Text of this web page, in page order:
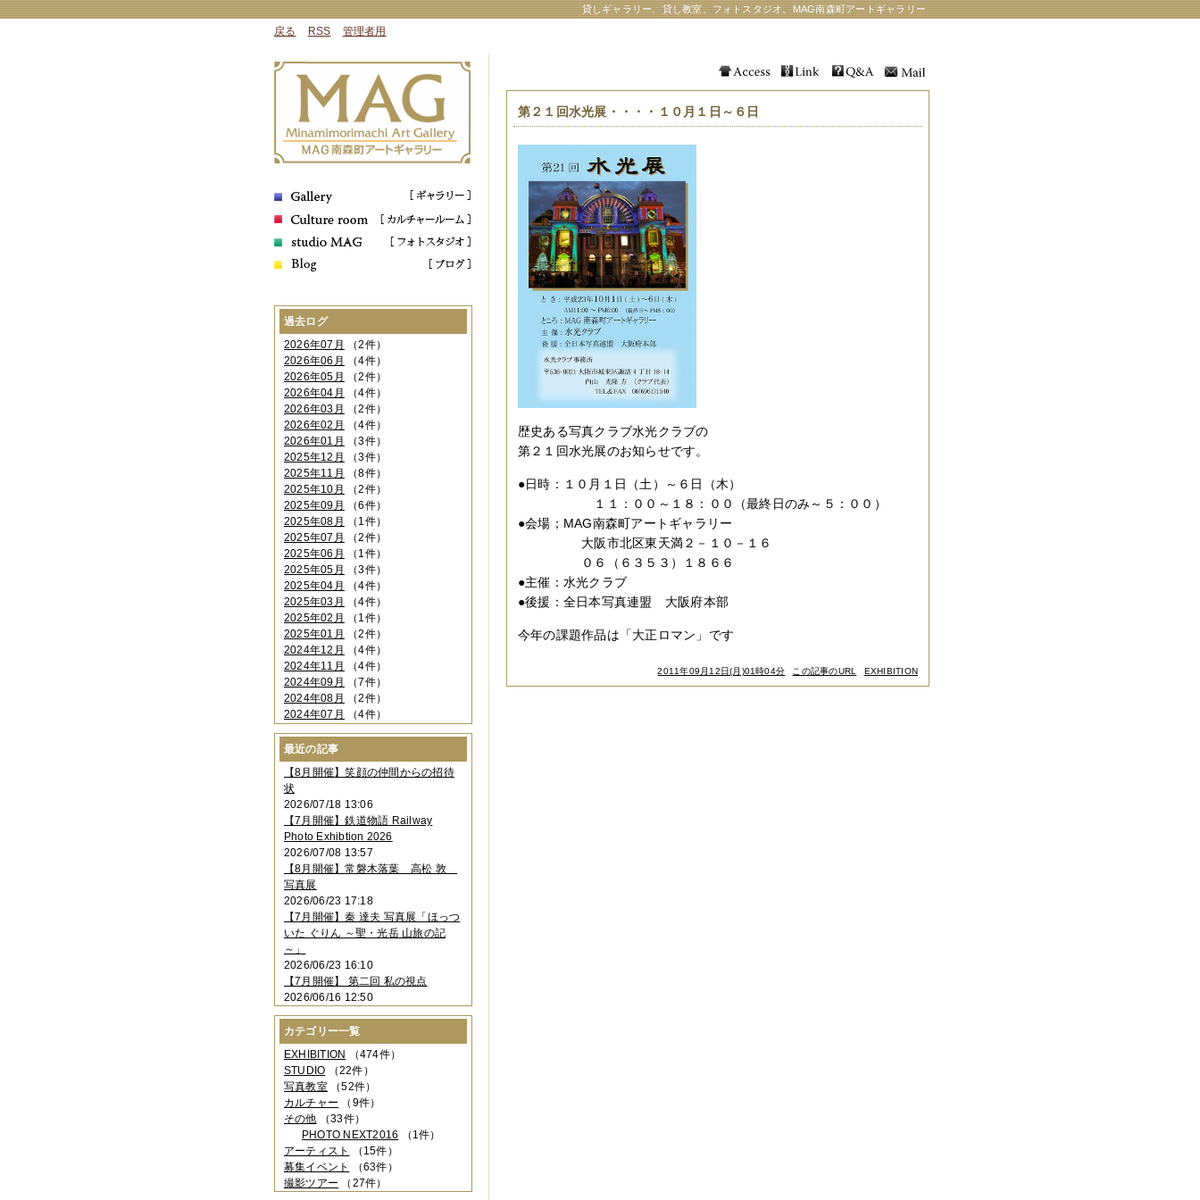
貸しギャラリー、貸し教室、フォトスタジオ。MAG南森町アートギャラリー
戻る RSS 管理者用
第２１回水光展・・・・１０月１日～６日
歴史ある写真クラブ水光クラブの
第２１回水光展のお知らせです。
●日時：１０月１日（土）～６日（木）
１１：００～１８：００（最終日のみ～５：００）
●会場；MAG南森町アートギャラリー
大阪市北区東天満２－１０－１６
０６（６３５３）１８６６
●主催：水光クラブ
●後援：全日本写真連盟 大阪府本部
今年の課題作品は「大正ロマン」です
2011年09月12日(月)01時04分 この記事のURL EXHIBITION
過去ログ
2026年07月
（2件）
2026年06月
（4件）
2026年05月
（2件）
2026年04月
（4件）
2026年03月
（2件）
2026年02月
（4件）
2026年01月
（3件）
2025年12月
（3件）
2025年11月
（8件）
2025年10月
（2件）
2025年09月
（6件）
2025年08月
（1件）
2025年07月
（2件）
2025年06月
（1件）
2025年05月
（3件）
2025年04月
（4件）
2025年03月
（4件）
2025年02月
（1件）
2025年01月
（2件）
2024年12月
（4件）
2024年11月
（4件）
2024年09月
（7件）
2024年08月
（2件）
2024年07月
（4件）
2024年06月（4件）
2024年04月
2024年03月（3件）
2024年02月（2件）
2023年12月
2023年11月 （4件）
2023年10月（3件）
2023年09月（4件）
2023年08月 （1件）
2023年06月（3件）
2023年05月
2023年04月 （2件）
2023年03月（5件）
2023年02月（3件）
2023年01月
2022年12月 （3件）
2022年11月（2件）
2022年10月（4件）
2022年09月（2件）
2022年08月
（3件）
2022年07月（3件）
2022年05月（4件）
2022年04月（2件）
2022年03月
（5件）
2022年02月（3件）
2022年01月（3件）
2021年12月（2件）
2021年11月（3件）
2021年10月
（1件）
最近の記事
【8月開催】笑顔の仲間からの招待
状
2026/07/18 13:06
【7月開催】鉄道物語 Railway
Photo Exhibtion 2026
2026/07/08 13:57
【8月開催】常磐木落葉 高松 敦
写真展
2026/06/23 17:18
【7月開催】秦 達夫 写真展「ほっつ
いた ぐりん ～聖・光岳 山旅の記
～」
2026/06/23 16:10
【7月開催】 第二回 私の視点
2026/06/16 12:50
カテゴリー一覧
EXHIBITION （474件）
STUDIO （22件）
写真教室（52件）
カルチャー （9件）
その他 （33件）
PHOTO NEXT2016 （1件）
アーティスト
（15件）
募集イベント
（63件）
撮影ツアー （27件）